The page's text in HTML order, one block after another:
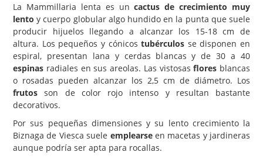
La Mammillaria lenta es uncactus de crecimiento muy
lento y cuerpo globular algo hundido en la punta que suele
producir hijuelos llegando a alcanzar los 15-18 cm de
altura. Los pequeños y cónicostubérculos se disponen en
espiral, presentan lana y cerdas blancas y de 30 a 40
espinas radiales en sus areolas. Las vistosasflores blancas
o rosadas pueden alcanzar los 2,5 cm de diámetro. Los
frutos son de color rojo intenso y resultan bastante
decorativos.
Por sus pequeñas dimensiones y su lento crecimiento la
Biznaga de Viesca suele emplearseen macetas y jardineras
aunque podría ser apta para rocallas.